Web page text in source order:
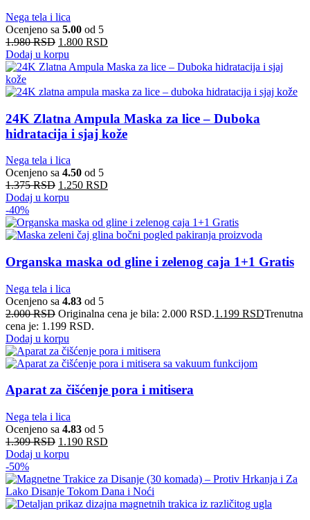
Nega tela i lica
Ocenjeno sa 5.00 od 5
1.980RSD 1.800 RSD
Dodaj u korpu
24K Zlatna Ampula Maska za lice – Duboka
hidratacija i sjaj kože
Nega tela i lica
Ocenjeno sa 4.50 od 5
1.375RSD 1.250 RSD
Dodaj u korpu
-40%
Organska maska od gline i zelenog caja 1+1 Gratis
Nega tela i lica
Ocenjeno sa 4.83 od 5
2.000RSD Originalna cena je bila: 2.000 RSD.1.199 RSDTrenutna
cena je: 1.199 RSD.
Dodaj u korpu
Aparat za čišćenje pora i mitisera
Nega tela i lica
Ocenjeno sa 4.83 od 5
1.309RSD 1.190 RSD
Dodaj u korpu
-50%